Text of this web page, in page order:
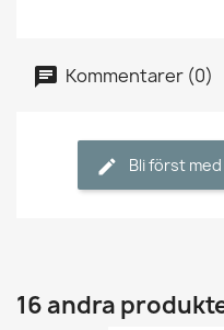
Kommentarer (0)
Bli först
16 andra